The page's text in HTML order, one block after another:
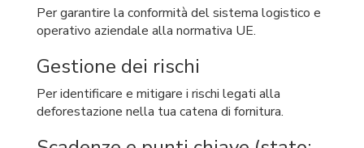
Per garantire la conformità del sistema logistico e
operativo aziendale alla normativa UE.
Gestione dei rischi
Per identificare e mitigare i rischi legati alla
deforestazione nella tua catena di fornitura.